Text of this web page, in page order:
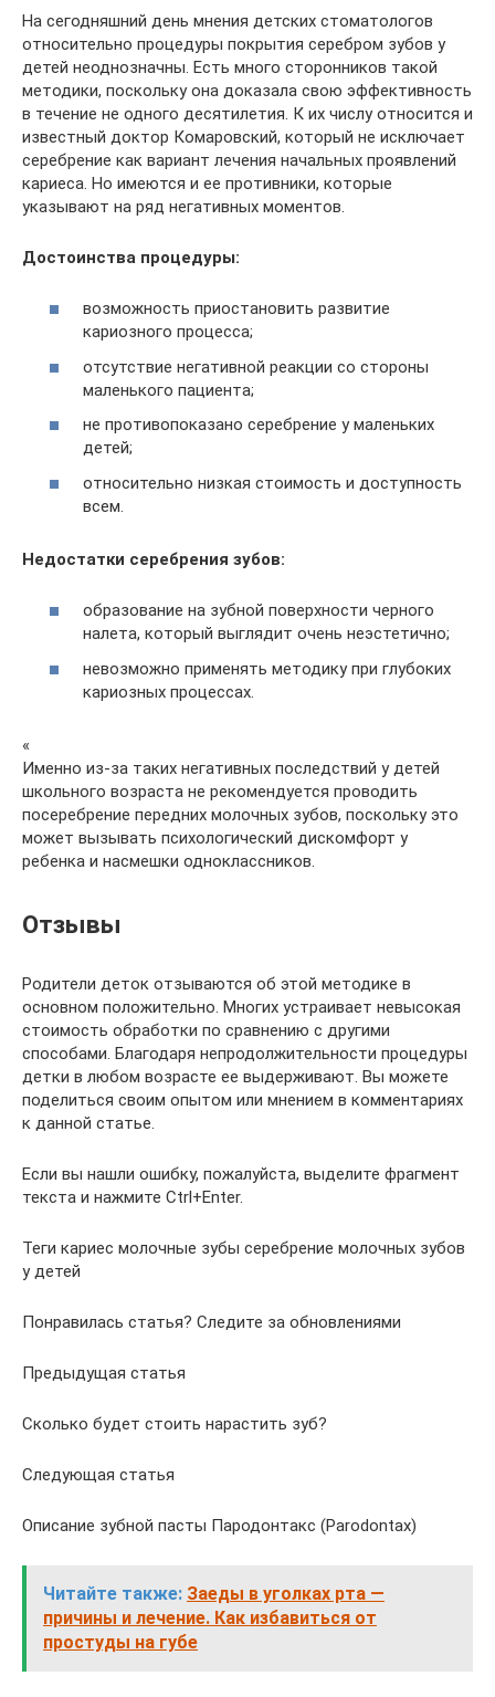
На сегодняшний день мнения детских стоматологов
относительно процедуры покрытия серебром зубов у
детей неоднозначны. Есть много сторонников такой
методики, поскольку она доказала свою эффективность
в течение не одного десятилетия. К их числу относится и
известный доктор Комаровский, который не исключает
серебрение как вариант лечения начальных проявлений
кариеса. Но имеются и ее противники, которые
указывают на ряд негативных моментов.
Достоинства процедуры:
возможность приостановить развитие
кариозного процесса;
отсутствие негативной реакции со стороны
маленького пациента;
не противопоказано серебрение у маленьких
детей;
относительно низкая стоимость и доступность
всем.
Недостатки серебрения зубов:
образование на зубной поверхности черного
налета, который выглядит очень неэстетично;
невозможно применять методику при глубоких
кариозных процессах.
«
Именно из-за таких негативных последствий у детей
школьного возраста не рекомендуется проводить
посеребрение передних молочных зубов, поскольку это
может вызывать психологический дискомфорт у
ребенка и насмешки одноклассников.
Отзывы
Родители деток отзываются об этой методике в
основном положительно. Многих устраивает невысокая
стоимость обработки по сравнению с другими
способами. Благодаря непродолжительности процедуры
детки в любом возрасте ее выдерживают. Вы можете
поделиться своим опытом или мнением в комментариях
к данной статье.
Если вы нашли ошибку, пожалуйста, выделите фрагмент
текста и нажмите Ctrl+Enter.
Теги кариес молочные зубы серебрение молочных зубов
у детей
Понравилась статья? Следите за обновлениями
Предыдущая статья
Сколько будет стоить нарастить зуб?
Следующая статья
Описание зубной пасты Пародонтакс (Parodontax)
Читайте также: Заеды в уголках рта —
причины и лечение. Как избавиться от
простуды на губе